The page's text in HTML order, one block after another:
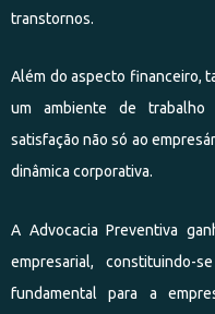
transtornos.
Além do aspecto financeiro,
um ambiente de trabalho
satisfação não só ao
dinâmica corporativa.
A Advocacia Preventiva
empresarial, constituindo-
fundamental para a